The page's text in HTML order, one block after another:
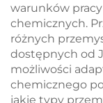
warunków
chemicznych.
różnych
dostępnych od
możliwości
chemicznego
jakie typy